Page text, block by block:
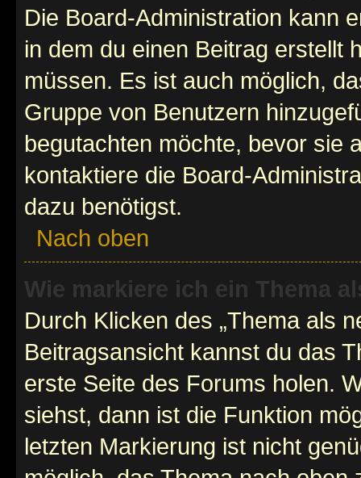
Die Board-Administration kann
in dem du einen Beitrag erstellt
müssen. Es ist auch möglich,
Gruppe von Benutzern
begutachten möchte, bevor sie
kontaktiere die Board-
dazu benötigst.
Nach oben
Wie markiere ich ein Thema
Durch Klicken des „Thema als
Beitragsansicht kannst du das
erste Seite des Forums holen.
siehst, dann ist die Funktion
letzten Markierung ist nicht